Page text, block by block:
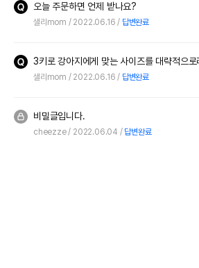
오늘 주문하면 언제 받나요?
샐리mom 2022.06.16 답변완료
3키로 강아지에게 맞는 사이즈를 대략적으
샐리mom 2022.06.16 답변완료
비밀글입니다.
cheezze 2022.06.04 답변완료